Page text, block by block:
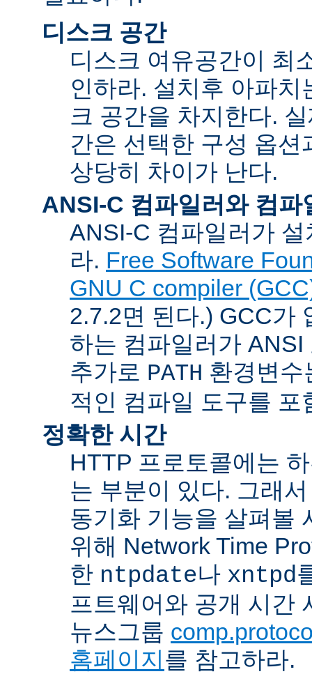
디스크 공간
디스크 여유공간이 최
인하라. 설치후 아파
크 공간을 차지한다.
간은 선택한 구성 옵
상당히 차이가 난다.
ANSI-C 컴파일러와 컴파
ANSI-C 컴파일러가
라. Free Software
GNU C compiler
2.7.2면 된다.) GCC가
하는 컴파일러가
추가로 PATH 환경변
적인 컴파일 도구를 포
정확한 시간
HTTP 프로토콜에는
는 부분이 있다. 그래
동기화 기능을 살펴볼
위해 Network Time
한 ntpdate나 xntpd
프트웨어와 공개 시간
뉴스그룹
홈페이지를 참고하라.